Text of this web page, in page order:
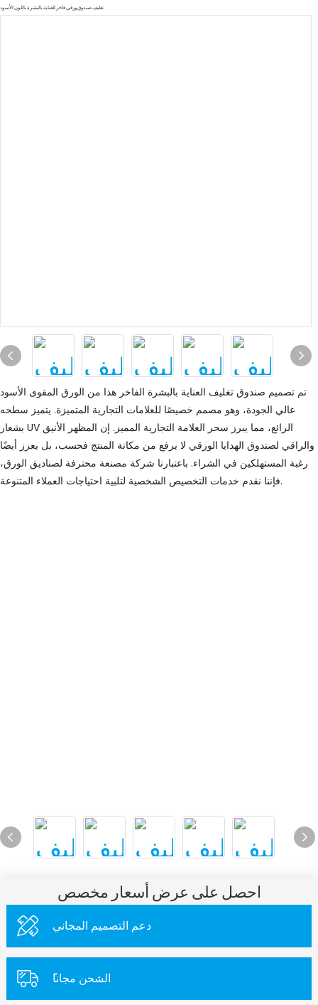
تغليف صندوق ورقي فاخر للعناية بالبشرة باللون الأسود
تم تصميم صندوق تغليف العناية بالبشرة الفاخر هذا من الورق المقوى الأسود
عالي الجودة، وهو مصمم خصيصًا للعلامات التجارية المتميزة. يتميز سطحه
بشعار UV الرائع، مما يبرز سحر العلامة التجارية المميز. إن المظهر الأنيق
والراقي لصندوق الهدايا الورقي لا يرفع من مكانة المنتج فحسب، بل يعزز أيضًا
رغبة المستهلكين في الشراء. باعتبارنا شركة مصنعة محترفة لصناديق الورق،
فإننا نقدم خدمات التخصيص الشخصية لتلبية احتياجات العملاء المتنوعة.
احصل على عرض أسعار مخصص
دعم التصميم المجاني
ًالشحن مجانا